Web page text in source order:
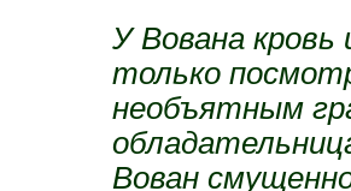
У Вована кровь
только
необъятным
Вован